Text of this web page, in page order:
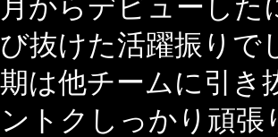
月からデビューし
抜けた活躍振りで
は他チームに引き
トクしっかり頑